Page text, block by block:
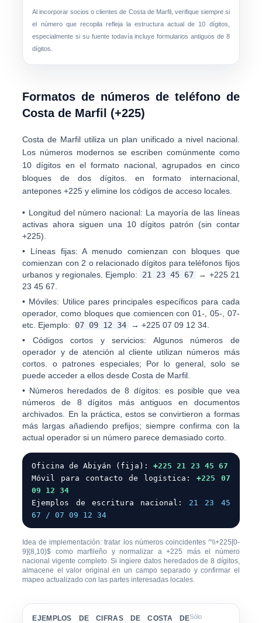
Al incorporar socios o clientes de Costa de Marfil, verifique siempre si
el número que recopila refleja laestructura actual de 10 dígitos
especialmente si su fuente todavía incluye formularios antiguos de 8
dígitos.
Formatos de números de teléfono de
Costa de Marfil (+225)
Costa de Marfil utiliza un plan unificado a nivel nacional.
Los números modernos se escriben comúnmente como
10 dígitos en el formato nacional, agrupados en cinco
bloques de dos dígitos. en formato internacional,
antepones+225 y elimine los códigos de acceso locales.
• Longitud del número nacional: La mayoría de las líneas
activas ahora siguen una 10 dígitos patrón (sin contar
+225).
• Líneas fijas: A menudo comienzan con bloques que
comienzan con 2 o relacionado dígitos para teléfonos fijos
urbanos y regionales. Ejemplo:
21 23 45 67 → +225 21
23 45 67
• Móviles: Utilice pares principales específicos para cada
operador, como bloques que comiencen con01-, 05-, 07-
etc. Ejemplo:
07 09 12 34 →+225 07 09 12 34
• Códigos cortos y servicios: Algunos números de
operador y de atención al cliente utilizan números más
cortos. o patrones especiales; Por lo general, solo se
puede acceder a ellos desde Costa de Marfil.
• Números heredados de 8 dígitos: es posible que vea
números de 8 dígitos más antiguos en documentos
archivados. En la práctica, estos se convirtieron a formas
más largas añadiendo prefijos; siempre confirma con la
actual operador si un número parece demasiado corto.
Oficina de Abiyán (fija):+225 21 23 45 67
Móvil para contacto de logística: +225 07
09 12 34
Ejemplos de escritura nacional: 21 23 45
67 / 07 09 12 34
Idea de implementación: tratar los números coincidentes ^\\+225[0-
9]{8,10}$ como marfileño y normalizar a+225 más el número
nacional vigente completo. Si ingiere datos heredados de 8 dígitos,
almacene el valor original en un campo separado y confirmar el
mapeo actualizado con las partes interesadas locales.
EJEMPLOS DE CIFRAS DE COSTA DESólo